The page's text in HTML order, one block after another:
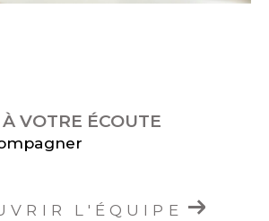
VOTRE ÉCOUTE
L'ÉQUIPE